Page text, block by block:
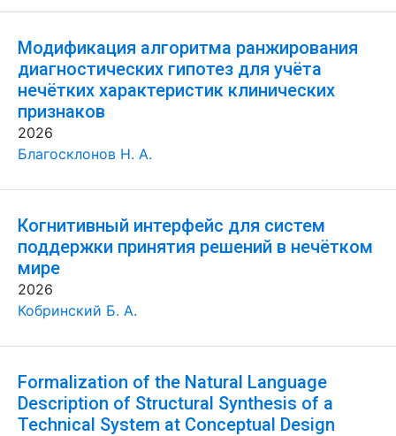
Модификация алгоритма ранжирования
диагностических гипотез для учёта
нечётких характеристик клинических
признаков
2026
Благосклонов Н. А.
Когнитивный интерфейс для систем
поддержки принятия решений в нечётком
мире
2026
Кобринский Б. А.
Formalization of the Natural Language
Description of Structural Synthesis of a
Technical System at Conceptual Design